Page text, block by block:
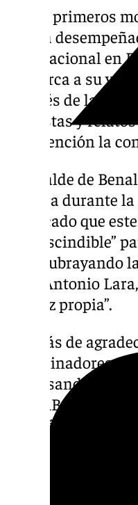
En los primeros
que ha
internacional en
se acerca a su
a través de la
cineastas y
intervención la
El alcalde de
palabra durante
destacado que
imprescindible”
arte.
Juan Antonio
con luz propia”.
Además de
patrocinadores,
impulsando la
FICCAB tiene
también en la